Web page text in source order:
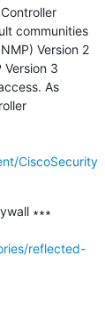
communities
Version 2
3
As
CiscoSecurity
∗∗∗
reflected-